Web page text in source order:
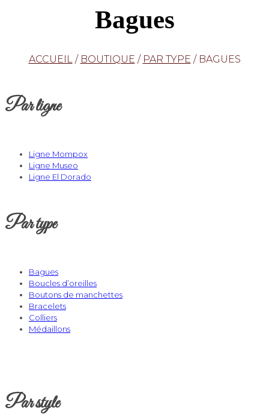
Bagues
ACCUEIL / BOUTIQUE / PAR TYPE / BAGUES
Par ligne
Ligne Mompox
Ligne Museo
Ligne El Dorado
Par type
Bagues
Boucles d’oreilles
Boutons de manchettes
Bracelets
Colliers
Médaillons
Par style